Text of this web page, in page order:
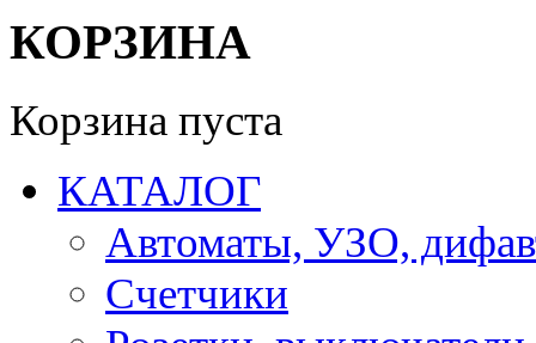
КОРЗИНА
Корзина пуста
КАТАЛОГ
Автоматы, УЗО,
Счетчики